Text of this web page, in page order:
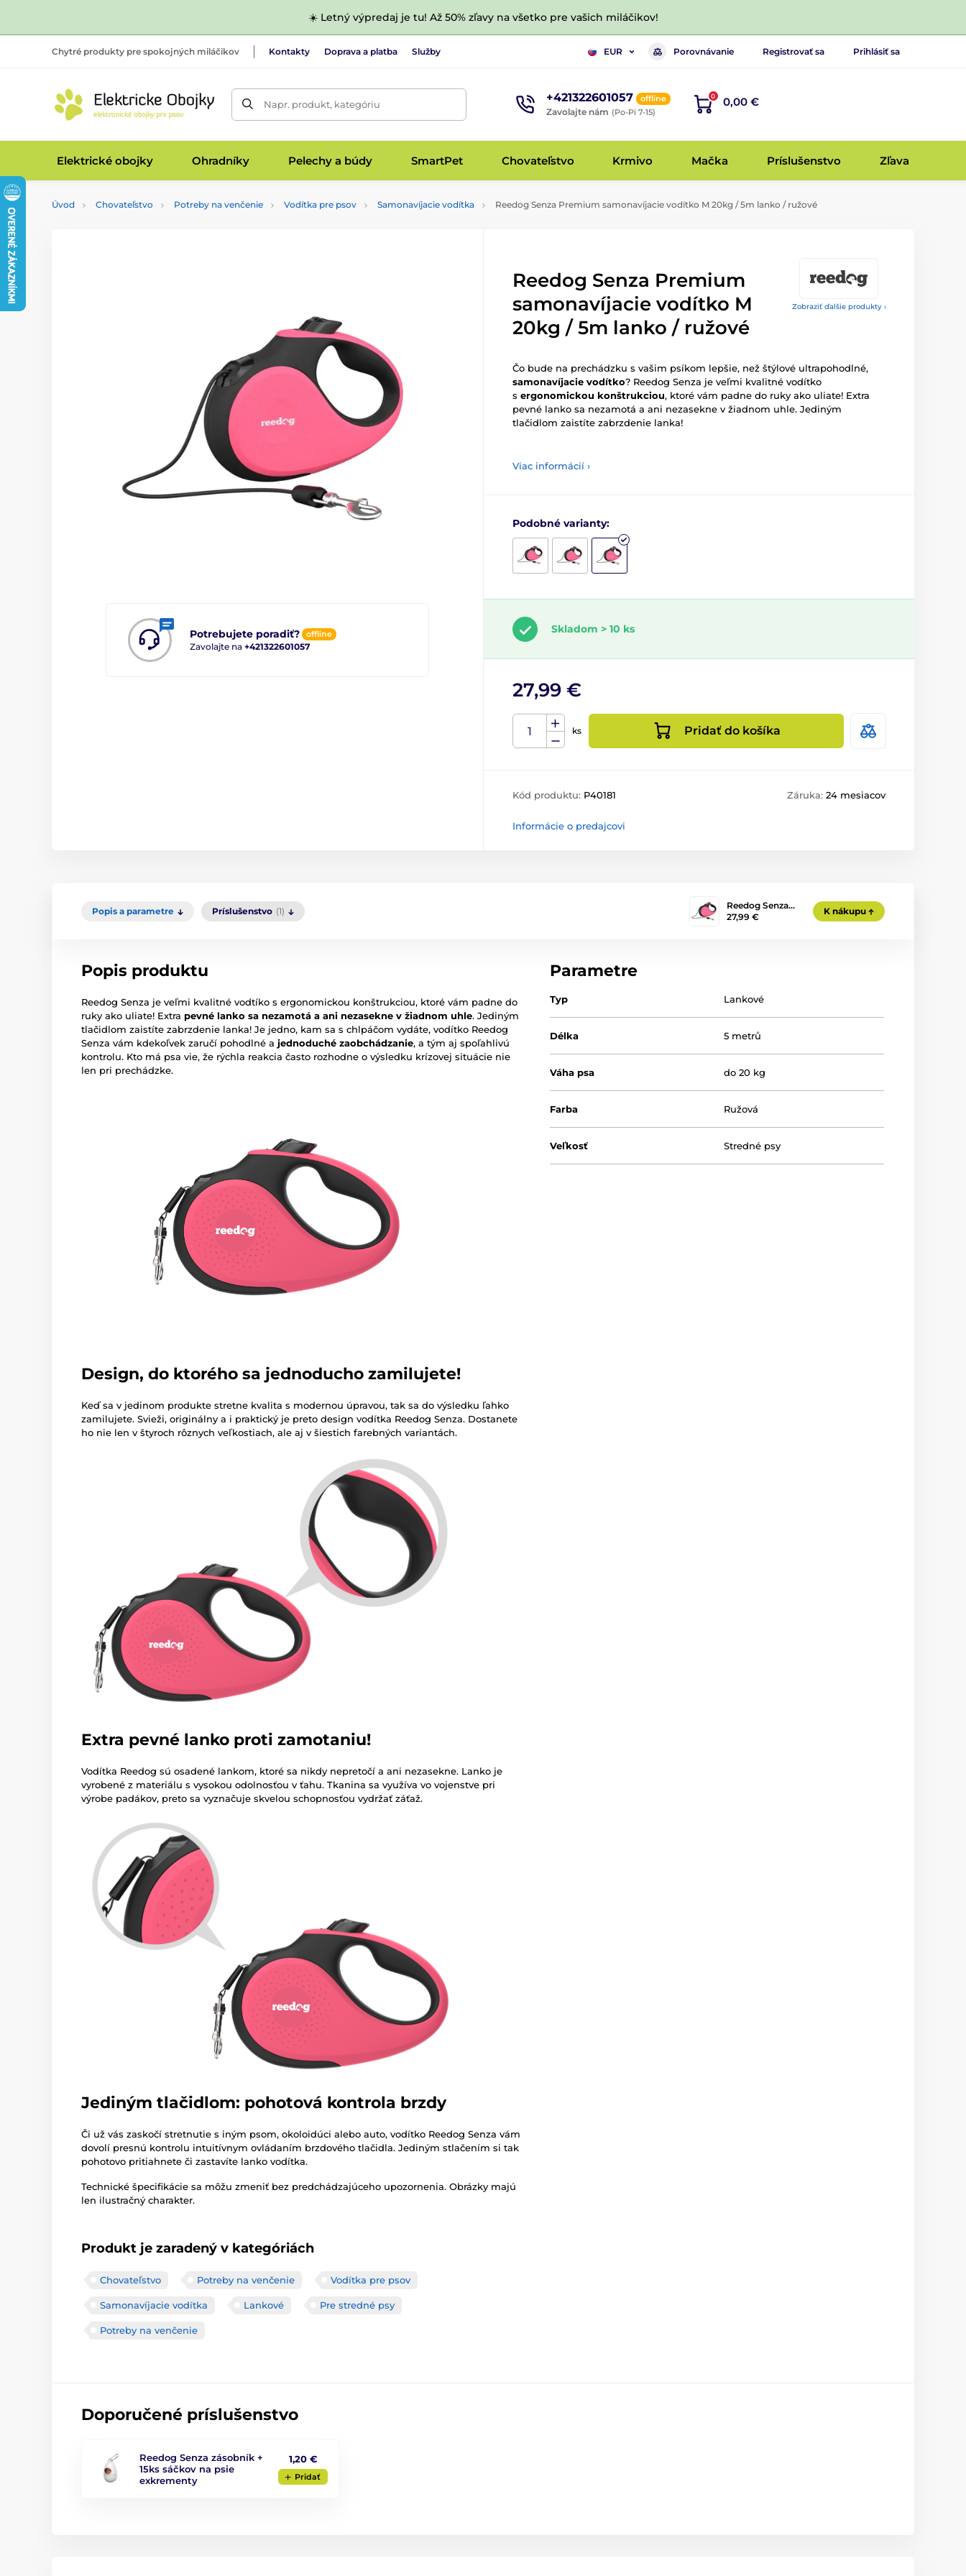
☀️ Letný výpredaj je tu! Až 50% zľavy na všetko pre vašich miláčikov!
Chytré produkty pre spokojných miláčikov Kontakty Doprava a platba Služby EUR Porovnávanie Registrovať sa Prihlásiť sa
Napr. produkt, kategóriu +421322601057 offline
Zavolajte nám (Po-Pi 7-15)
0 0,00 €
Elektrické obojky Ohradníky Pelechy a búdy SmartPet Chovateľstvo Krmivo Mačka Príslušenstvo Zľava
Úvod Chovateľstvo Potreby na venčenie Vodítka pre psov Samonavíjacie vodítka Reedog Senza Premium samonavíjacie vodítko M 20kg / 5m lanko / ružové
Zobraziť ďalšie produkty ›
Potrebujete poradiť? offline
Zavolajte na +421322601057
Reedog Senza Premium
samonavíjacie vodítko M
20kg / 5m lanko / ružové
Čo bude na prechádzku s vašim psíkom lepšie, než štýlové ultrapohodlné,
samonavíjacie vodítko? Reedog Senza je veľmi kvalitné vodítko
s ergonomickou konštrukciou, ktoré vám padne do ruky ako uliate! Extra
pevné lanko sa nezamotá a ani nezasekne v žiadnom uhle. Jediným
tlačidlom zaistíte zabrzdenie lanka!
Viac informácií ›
Podobné varianty:
Skladom > 10 ks
27,99 €
ks Pridať do košíka
Kód produktu: P40181 Záruka: 24 mesiacov
Informácie o predajcovi
Popis a parametre Príslušenstvo (1)
Reedog Senza…
27,99 €
K nákupu
Popis produktu
Reedog Senza je veľmi kvalitné vodtíko s ergonomickou konštrukciou, ktoré vám padne do
ruky ako uliate! Extra pevné lanko sa nezamotá a ani nezasekne v žiadnom uhle. Jediným
tlačidlom zaistíte zabrzdenie lanka! Je jedno, kam sa s chlpáčom vydáte, vodítko Reedog
Senza vám kdekoľvek zaručí pohodlné a jednoduché zaobchádzanie, a tým aj spoľahlivú
kontrolu. Kto má psa vie, že rýchla reakcia často rozhodne o výsledku krízovej situácie nie
len pri prechádzke.
Design, do ktorého sa jednoducho zamilujete!
Keď sa v jedinom produkte stretne kvalita s modernou úpravou, tak sa do výsledku ľahko
zamilujete. Svieži, originálny a i praktický je preto design vodítka Reedog Senza. Dostanete
ho nie len v štyroch rôznych veľkostiach, ale aj v šiestich farebných variantách.
Extra pevné lanko proti zamotaniu!
Vodítka Reedog sú osadené lankom, ktoré sa nikdy nepretočí a ani nezasekne. Lanko je
vyrobené z materiálu s vysokou odolnosťou v ťahu. Tkanina sa využíva vo vojenstve pri
výrobe padákov, preto sa vyznačuje skvelou schopnosťou vydržať záťaž.
Jediným tlačidlom: pohotová kontrola brzdy
Či už vás zaskočí stretnutie s iným psom, okoloidúci alebo auto, vodítko Reedog Senza vám
dovolí presnú kontrolu intuitívnym ovládaním brzdového tlačidla. Jediným stlačením si tak
pohotovo pritiahnete či zastavíte lanko vodítka.
Technické špecifikácie sa môžu zmeniť bez predchádzajúceho upozornenia. Obrázky majú
len ilustračný charakter.
Produkt je zaradený v kategóriách
Chovateľstvo Potreby na venčenie Vodítka pre psov
Samonavíjacie vodítka Lankové Pre stredné psy
Potreby na venčenie
Parametre
Typ Lankové
Délka 5 metrů
Váha psa do 20 kg
Farba Ružová
Veľkosť Stredné psy
Doporučené príslušenstvo
Reedog Senza zásobník +
15ks sáčkov na psie
exkrementy
1,20 €
Pridať